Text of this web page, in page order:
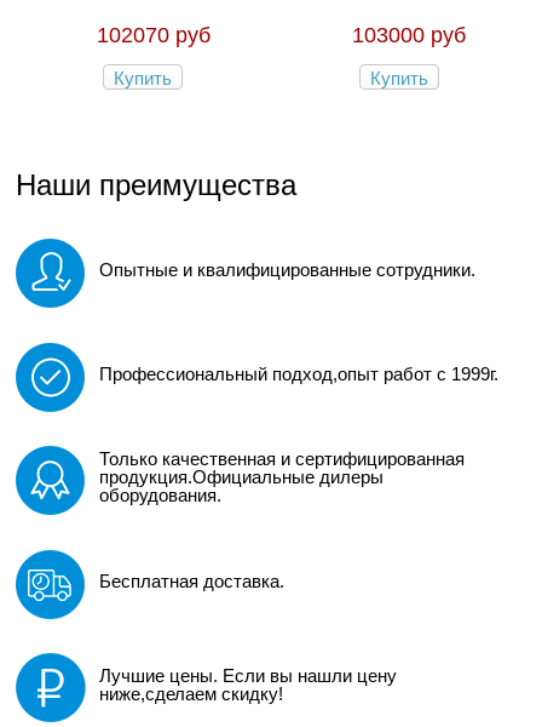
102070 руб
Купить
103000 руб
Купить
Наши преимущества
Опытные и квалифицированные сотрудники.
Профессиональный подход,опыт работ с 1999г.
Только качественная и сертифицированная
продукция.Официальные дилеры
оборудования.
Бесплатная доставка.
Лучшие цены. Если вы нашли цену
ниже,сделаем скидку!